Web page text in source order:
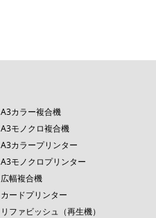
A3カラー複合機
A3モノクロ複合機
A3カラープリンター
A3モノクロプリンター
広幅複合機
カードプリンター
リファビッシュ（再生機）